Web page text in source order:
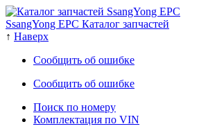
SsangYong EPC Каталог запчастей
↑ Наверх
Сообщить об ошибке
Сообщить об ошибке
Поиск по номеру
Комплектация по VIN